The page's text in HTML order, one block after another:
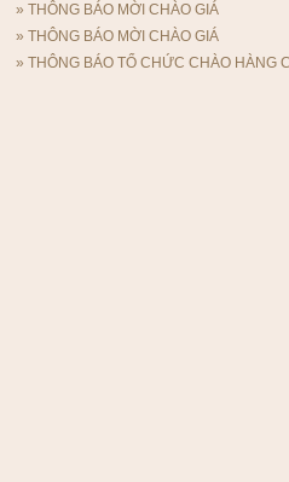
» THÔNG BÁO MỜI CHÀO GIÁ
» THÔNG BÁO MỜI CHÀO GIÁ
» THÔNG BÁO TỔ CHỨC CHÀO HÀNG